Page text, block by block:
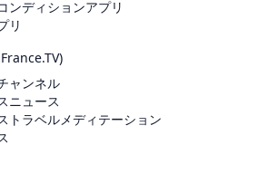
ンディションアプリ
リ
)
ャンネル
ニュース
トラベルメディテーション